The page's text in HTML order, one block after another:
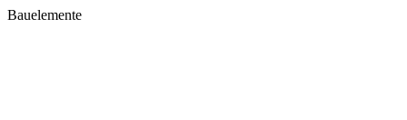
Bauelemente